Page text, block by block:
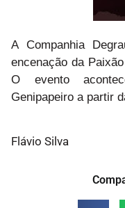
A Companhia
encenação da
O evento
Genipapeiro a partir
Flávio Silva